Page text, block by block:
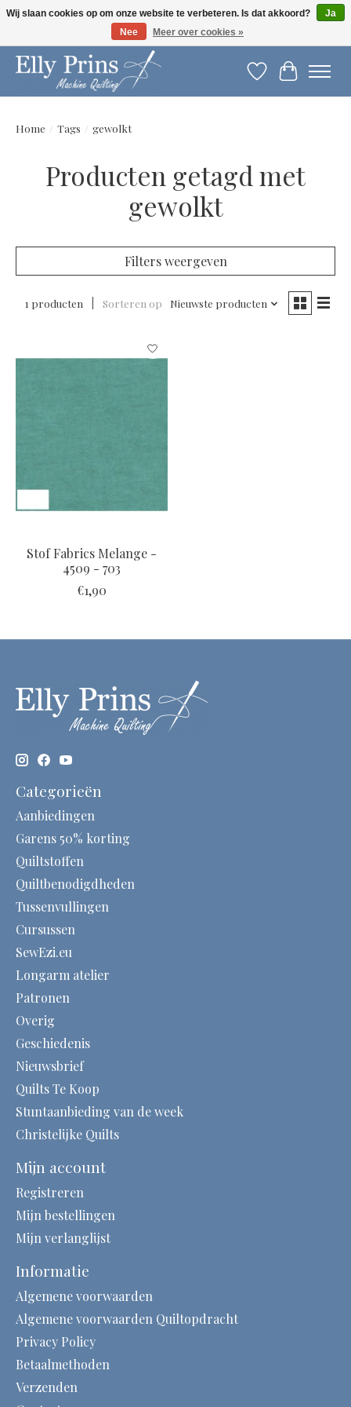
Let op: gewijzigde openingstijden!
Verlanglijst
Home / Tags / gewolkt
Producten getagd met
gewolkt
Filters weergeven
1 producten Sorteren op Nieuwste producten
Stof Fabrics Melange -
4509 - 703
€1,90
Categorieën
Aanbiedingen
Garens 50% korting
Quiltstoffen
Quiltbenodigdheden
Tussenvullingen
Cursussen
SewEzi.eu
Longarm atelier
Patronen
Overig
Geschiedenis
Nieuwsbrief
Quilts Te Koop
Stuntaanbieding van de week
Christelijke Quilts
Mijn account
Registreren
Mijn bestellingen
Mijn verlanglijst
Informatie
Algemene voorwaarden
Algemene voorwaarden Quiltopdracht
Privacy Policy
Betaalmethoden
Verzenden
Wij slaan cookies op om onze website te verbeteren. Is dat akkoord?
Ja
Nee
Meer over cookies »